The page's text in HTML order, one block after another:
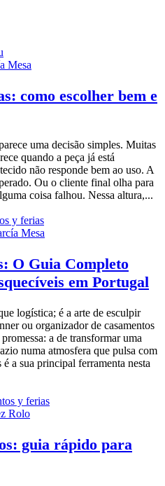
Mesa
como escolher bem e
uma decisão simples. Muitas
quando a peça já está
não responde bem ao uso. A
Ou o cliente final olha para
coisa falhou. Nessa altura,...
y ferias
Mesa
O Guia Completo
em Portugal
logística; é a arte de esculpir
ou organizador de casamentos
a de transformar uma
numa atmosfera que pulsa com
a sua principal ferramenta nesta
y ferias
Rolo
guia rápido para